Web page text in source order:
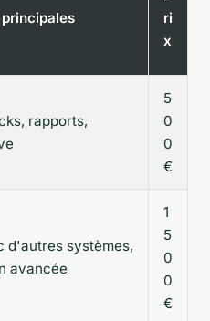
ri
x
rapports,
5
0
0
€
d'autres systèmes,
avancée
1
5
0
0
€